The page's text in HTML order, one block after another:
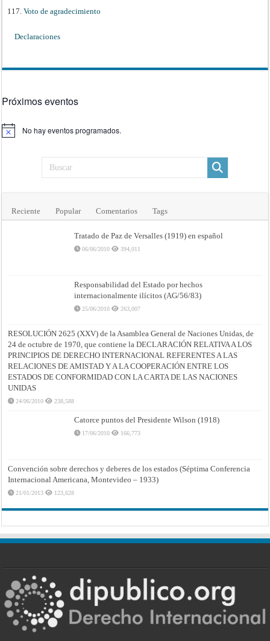
Voto de agradecimiento
Declaraciones
Próximos eventos
Aviso No hay eventos programados.
Reciente Popular Comentarios Tags
Tratado de Paz de Versalles (1919) en español
06/06/2010 394,011
Responsabilidad del Estado por hechos
internacionalmente ilícitos (AG/56/83)
25/06/2010 263,007
RESOLUCIÓN 2625 (XXV) de la Asamblea General de Naciones Unidas, de
24 de octubre de 1970, que contiene la DECLARACIÓN RELATIVA A LOS
PRINCIPIOS DE DERECHO INTERNACIONAL REFERENTES A LAS
RELACIONES DE AMISTAD Y A LA COOPERACIÓN ENTRE LOS
ESTADOS DE CONFORMIDAD CON LA CARTA DE LAS NACIONES
UNIDAS
24/06/2010 238,588
Catorce puntos del Presidente Wilson (1918)
17/06/2010 166,773
Convención sobre derechos y deberes de los estados (Séptima Conferencia
Internacional Americana, Montevideo – 1933)
21/01/2013 123,628